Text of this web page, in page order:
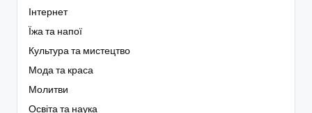
Інтернет
Їжа та напої
Культура та мистецтво
Мода та краса
Молитви
Освіта та наука